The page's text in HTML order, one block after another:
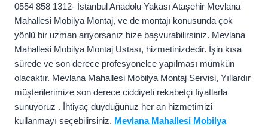
0554 858 1312- İstanbul Anadolu Yakası Ataşehir Mevlana
Mahallesi Mobilya Montaj, ve de montajı konusunda çok
yönlü bir uzman arıyorsanız bize başvurabilirsiniz. Mevlana
Mahallesi Mobilya Montaj Ustası, hizmetinizdedir. İşin kısa
sürede ve son derece profesyonelce yapılması mümkün
olacaktır. Mevlana Mahallesi Mobilya Montaj Servisi, Yıllardır
müşterilerimize son derece ciddiyeti rekabetçi fiyatlarla
sunuyoruz . İhtiyaç duyduğunuz her an hizmetimizi
kullanmayı seçebilirsiniz. Mevlana Mahallesi Mobilya